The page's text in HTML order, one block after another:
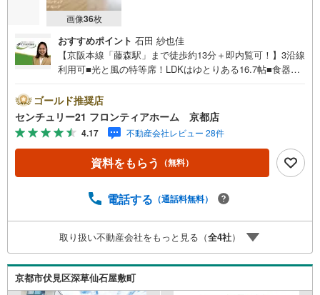
画像36枚
おすすめポイント 石田 紗也佳
【京阪本線「藤森駅」まで徒歩約13分＋即内覧可！】3沿線
利用可■光と風の特等席！LDKはゆとりある16.7帖■食器洗
ローゼット完備 特徴・浄水器一体型のシステムキッチンを
採用・お出かけ前のチェックに便利な玄関ミラー付き・小
さなお子様や高齢の方にも安心な手すり付階段・各所に配
置された床下収納や廊下収納で住空間スッキリ・1階と2階
にトイレがあり忙しい朝の準備もスムーズ 立地・京都市立
藤ノ森小学校まで徒歩約14分・京都市立藤森中学校まで徒
イナンシャルプランナーが資金計画をサポート！2.買い替
銀行と繋がりがあるため、最も低金利になるように審査が
可能！4.物件のお引渡し後に必要になったお家のリフォー
ムも弊社のリフォームプランナーがご提案！弊社は専門家
同士が連携をとっているため、より多くの知見がございま
す。お気軽にお問合せください！
ゴールド推奨店
センチュリー21 フロンティアホーム 京都店
4.17 不動産会社レビュー 28件
資料をもらう （無料）
電話する （通話料無料）
取り扱い不動産会社をもっと見る（全4社）
京都市伏見区深草仙石屋敷町